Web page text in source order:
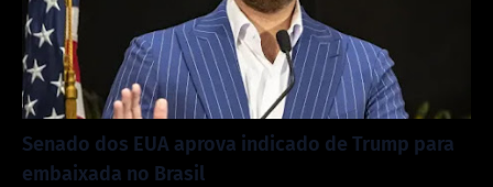
Senado dos EUA aprova indicado de Trump para
embaixada no Brasil